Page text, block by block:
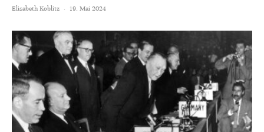
Elisabeth Koblitz · 19. Mai 2024